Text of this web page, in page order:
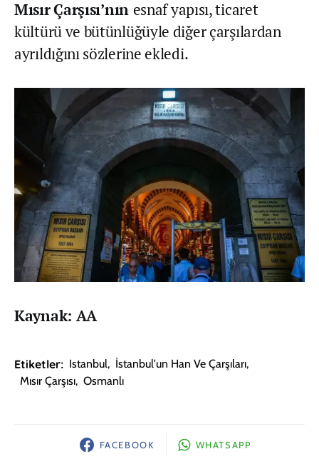
MısırÇarşısı’nın esnaf yapısı, ticaret
kültürü ve bütünlüğüyle diğer çarşılardan
ayrıldığını sözlerine ekledi.
Kaynak: AA
Etiketler: Istanbul, İstanbul'un Han Ve Çarşıları,
Mısır Çarşısı, Osmanlı
FACEBOOK WHATSAPP